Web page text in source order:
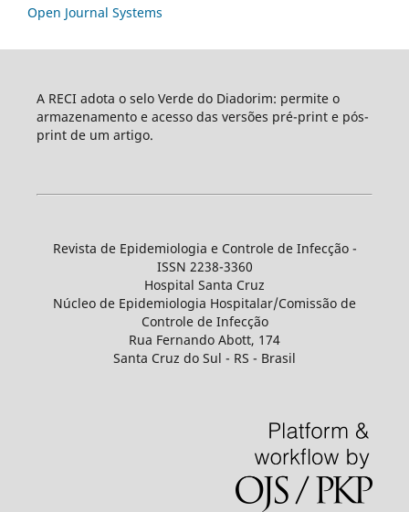
Open Journal Systems
A RECI adota o selo Verde do Diadorim: permite o
armazenamento e acesso das versões pré-print e pós-
print de um artigo.
Revista de Epidemiologia e Controle de Infecção -
ISSN 2238-3360
Hospital Santa Cruz
Núcleo de Epidemiologia Hospitalar/Comissão de
Controle de Infecção
Rua Fernando Abott, 174
Santa Cruz do Sul - RS - Brasil